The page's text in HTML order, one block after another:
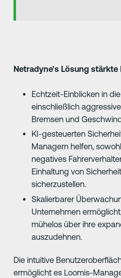
Netradyne's Lösung stärkte
Echtzeit-Einblicken in
einschließlich
Bremsen und
KI-gesteuerten
Managern helfen,
negatives
Einhaltung von
sicherzustellen.
Skalierbarer
Unternehmen
mühelos über ihre
auszudehnen.
Die intuitive
ermöglicht es Loomis-